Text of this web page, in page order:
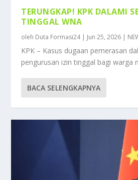
TERUNGKAP! KPK DALAMI
TINGGAL WNA
oleh Duta Formasi24| Jun 25, 2026 |
KPK – Kasus dugaan pemerasan
pengurusan izin tinggal bagi warga
BACA SELENGKAPNYA